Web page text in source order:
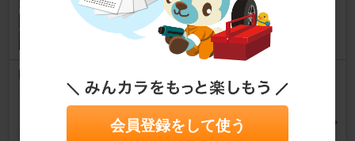
RaySureさん
0
マツダ純正 パーキングセンサー
0
会員登録をして使う